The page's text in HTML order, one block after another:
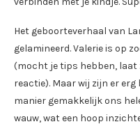
Het geboorteverhaal van
gelamineerd. Valerie is op
(mocht je tips hebben, laat
reactie). Maar wij zijn er
manier gemakkelijk ons
wauw, wat een hoop